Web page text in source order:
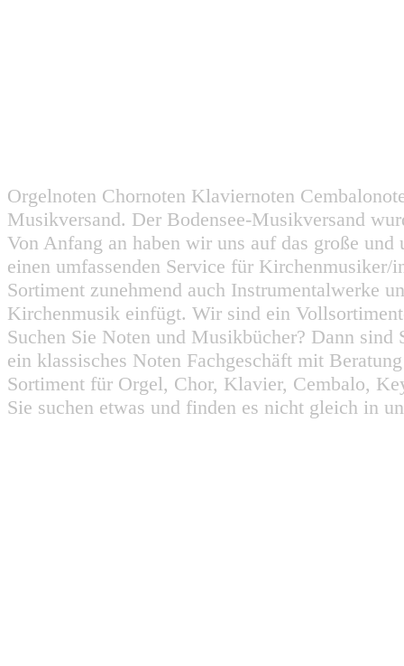
Orgelnoten Chornoten Klaviernoten
Musikversand. Der Bodensee-Musikversand
Von Anfang an haben wir uns auf das große
einen umfassenden Service für
Sortiment zunehmend auch Instrumentalwerke
Kirchenmusik einfügt. Wir sind ein
Suchen Sie Noten und Musikbücher? Dann
ein klassisches Noten Fachgeschäft mit
Sortiment für Orgel, Chor, Klavier, Cembalo,
Sie suchen etwas und finden es nicht gleich in